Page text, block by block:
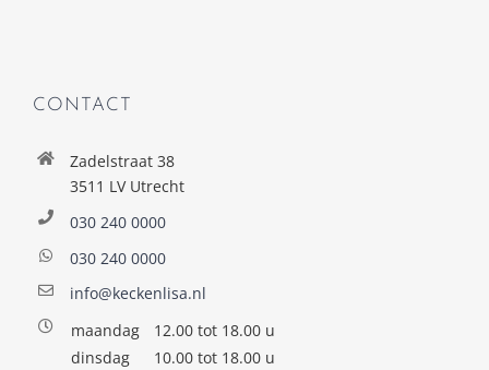
CONTACT
Zadelstraat 38
3511 LV Utrecht
030 240 0000
030 240 0000
info@keckenlisa.nl
maandag
12.00 tot 18.00 u
dinsdag
10.00 tot 18.00 u